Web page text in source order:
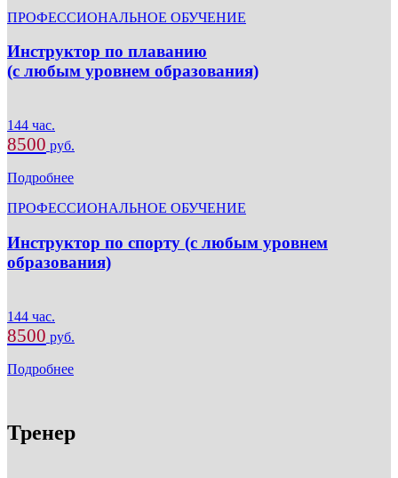
ПРОФЕССИОНАЛЬНОЕ ОБУЧЕНИЕ
Инструктор по плаванию
(с любым уровнем образования)
144 час.
8500 руб.
Подробнее
ПРОФЕССИОНАЛЬНОЕ ОБУЧЕНИЕ
Инструктор по спорту (с любым уровнем
образования)
144 час.
8500 руб.
Подробнее
Тренер